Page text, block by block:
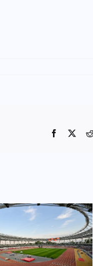
Facebook
Egyéni csúcsok a
fővárosból